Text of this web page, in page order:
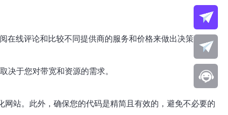
线评论和比较不同提供商的服务和价格来做出决策。
决于您对带宽和资源的需求。
站。此外，确保您的代码是精简且有效的，避免不必要的